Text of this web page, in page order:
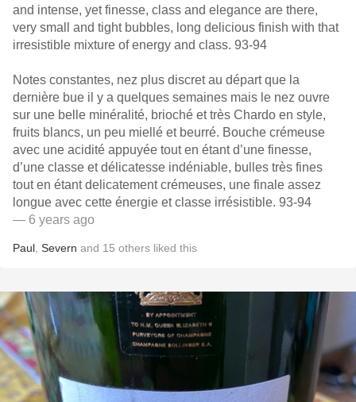
and intense, yet finesse, class and elegance are there,
very small and tight bubbles, long delicious finish with that
irresistible mixture of energy and class. 93-94
Notes constantes, nez plus discret au départ que la
dernière bue il y a quelques semaines mais le nez ouvre
sur une belle minéralité, brioché et très Chardo en style,
fruits blancs, un peu miellé et beurré. Bouche crémeuse
avec une acidité appuyée tout en étant d’une finesse,
d’une classe et délicatesse indéniable, bulles très fines
tout en étant delicatement crémeuses, une finale assez
longue avec cette énergie et classe irrésistible. 93-94
— 6 years ago
Paul Severn and 15 others liked this